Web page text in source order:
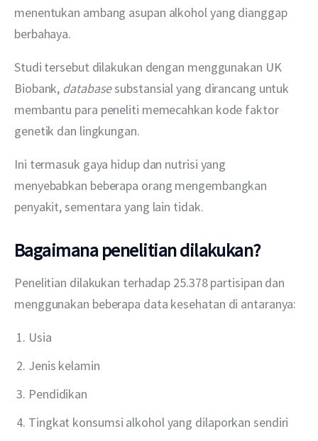
menentukan ambang asupan alkohol yang dianggap
berbahaya.
Studi tersebut dilakukan dengan menggunakan UK
Biobank, database substansial yang dirancang untuk
membantu para peneliti memecahkan kode faktor
genetik dan lingkungan.
Ini termasuk gaya hidup dan nutrisi yang
menyebabkan beberapa orang mengembangkan
penyakit, sementara yang lain tidak.
Bagaimana penelitian dilakukan?
Penelitian dilakukan terhadap 25.378 partisipan dan
menggunakan beberapa data kesehatan di antaranya:
Usia
Jenis kelamin
Pendidikan
Tingkat konsumsi alkohol yang dilaporkan sendiri